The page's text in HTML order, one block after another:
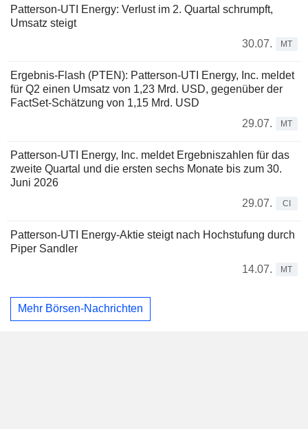
Patterson-UTI Energy: Verlust im 2. Quartal schrumpft,
Umsatz steigt
30.07.
MT
Ergebnis-Flash (PTEN): Patterson-UTI Energy, Inc. meldet
für Q2 einen Umsatz von 1,23 Mrd. USD, gegenüber der
FactSet-Schätzung von 1,15 Mrd. USD
29.07.
MT
Patterson-UTI Energy, Inc. meldet Ergebniszahlen für das
zweite Quartal und die ersten sechs Monate bis zum 30.
Juni 2026
29.07.
CI
Patterson-UTI Energy-Aktie steigt nach Hochstufung durch
Piper Sandler
14.07.
MT
Mehr Börsen-Nachrichten